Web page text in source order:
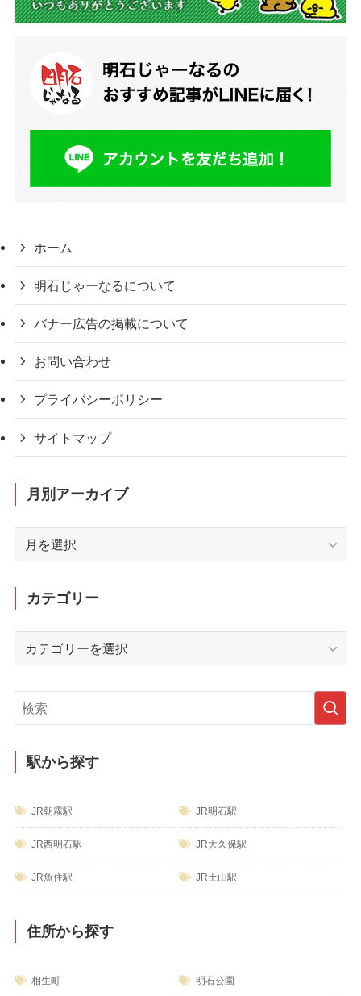
ホーム
明石じゃーなるについて
バナー広告の掲載について
お問い合わせ
プライバシーポリシー
サイトマップ
月別アーカイブ
イ
ブ
カテゴリー
リ
ー
駅から探す
JR朝霧駅 JR明石駅
JR西明石駅 JR大久保駅
JR魚住駅 JR土山駅
住所から探す
相生町 明石公園